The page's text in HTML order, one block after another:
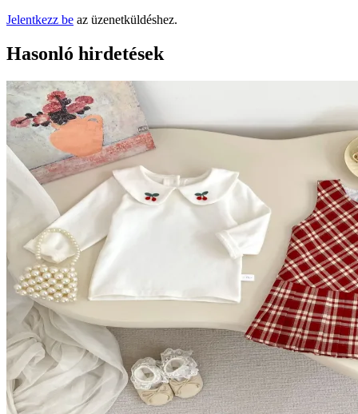
Jelentkezz be az üzenetküldéshez.
Hasonló hirdetések